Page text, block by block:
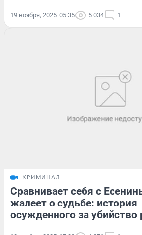
19 ноября, 2025, 05:35 5 034 1
КРИМИНАЛ
Сравнивает себя с
жалеет о судьбе: история
осужденного за убийство